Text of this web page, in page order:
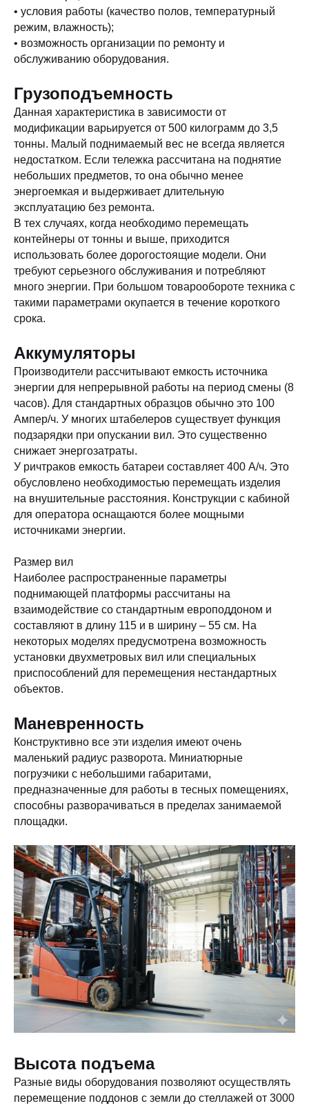
• условия работы (качество полов, температурный
режим, влажность);
• возможность организации по ремонту и
обслуживанию оборудования.
Грузоподъемность
Данная характеристика в зависимости от
модификации варьируется от 500 килограмм до 3,5
тонны. Малый поднимаемый вес не всегда является
недостатком. Если тележка рассчитана на поднятие
небольших предметов, то она обычно менее
энергоемкая и выдерживает длительную
эксплуатацию без ремонта.
В тех случаях, когда необходимо перемещать
контейнеры от тонны и выше, приходится
использовать более дорогостоящие модели. Они
требуют серьезного обслуживания и потребляют
много энергии. При большом товарообороте техника с
такими параметрами окупается в течение короткого
срока.
Аккумуляторы
Производители рассчитывают емкость источника
энергии для непрерывной работы на период смены (8
часов). Для стандартных образцов обычно это 100
Ампер/ч. У многих штабелеров существует функция
подзарядки при опускании вил. Это существенно
снижает энергозатраты.
У ричтраков емкость батареи составляет 400 А/ч. Это
обусловлено необходимостью перемещать изделия
на внушительные расстояния. Конструкции с кабиной
для оператора оснащаются более мощными
источниками энергии.
Размер вил
Наиболее распространенные параметры
поднимающей платформы рассчитаны на
взаимодействие со стандартным европоддоном и
составляют в длину 115 и в ширину – 55 см. На
некоторых моделях предусмотрена возможность
установки двухметровых вил или специальных
приспособлений для перемещения нестандартных
объектов.
Маневренность
Конструктивно все эти изделия имеют очень
маленький радиус разворота. Миниатюрные
погрузчики с небольшими габаритами,
предназначенные для работы в тесных помещениях,
способны разворачиваться в пределах занимаемой
площадки.
Высота подъема
Разные виды оборудования позволяют осуществлять
перемещение поддонов с земли до стеллажей от 3000